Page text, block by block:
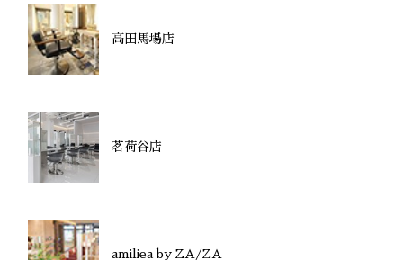
高田馬場店
茗荷谷店
amiliea by ZA/ZA